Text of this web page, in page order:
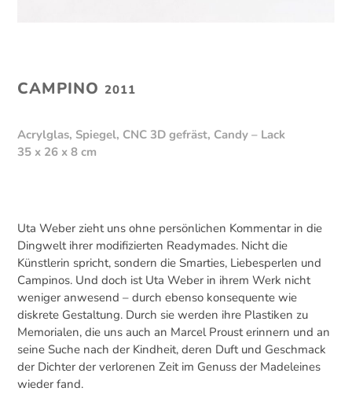
CAMPINO 2011
Acrylglas, Spiegel, CNC 3D gefräst, Candy – Lack
35 x 26 x 8 cm
Uta Weber zieht uns ohne persönlichen Kommentar in die
Dingwelt ihrer modifizierten Readymades. Nicht die
Künstlerin spricht, sondern die Smarties, Liebesperlen und
Campinos. Und doch ist Uta Weber in ihrem Werk nicht
weniger anwesend – durch ebenso konsequente wie
diskrete Gestaltung. Durch sie werden ihre Plastiken zu
Memorialen, die uns auch an Marcel Proust erinnern und an
seine Suche nach der Kindheit, deren Duft und Geschmack
der Dichter der verlorenen Zeit im Genuss der Madeleines
wieder fand.